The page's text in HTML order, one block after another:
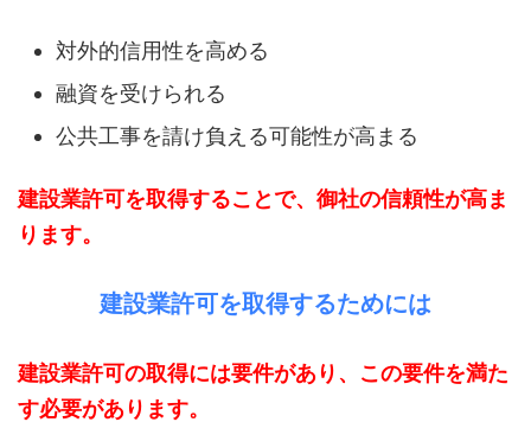
対外的信用性を高める
融資を受けられる
公共工事を請け負える可能性が高まる
建設業許可を取得することで、御社の信頼性が高ま
ります。
建設業許可を取得するためには
建設業許可の取得には要件があり、この要件を満た
す必要があります。